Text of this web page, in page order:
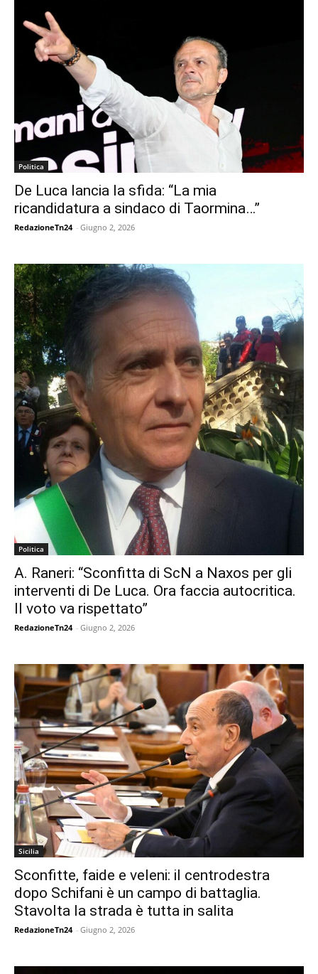
Politica
De Luca lancia la sfida: “La mia
ricandidatura a sindaco di Taormina…”
RedazioneTn24 - Giugno 2, 2026
Politica
A. Raneri: “Sconfitta di ScN a Naxos per gli
interventi di De Luca. Ora faccia autocritica.
Il voto va rispettato”
RedazioneTn24 - Giugno 2, 2026
Sicilia
Sconfitte, faide e veleni: il centrodestra
dopo Schifani è un campo di battaglia.
Stavolta la strada è tutta in salita
RedazioneTn24 - Giugno 2, 2026